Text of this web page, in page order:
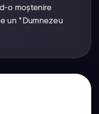
o moștenire
un "Dumnezeu